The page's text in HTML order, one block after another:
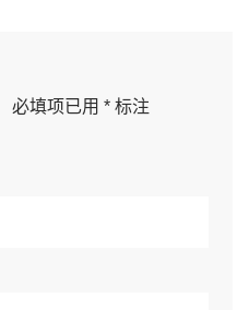
必填项已用 * 标注